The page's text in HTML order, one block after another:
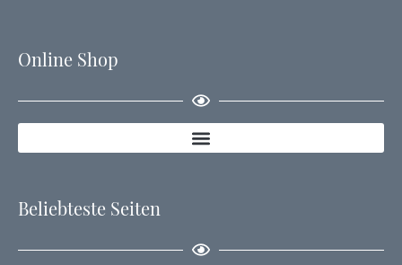
Online Shop
Beliebteste Seiten